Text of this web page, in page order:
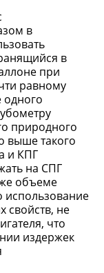
в
в
при
равному
природного
выше такого
и КПГ
на СПГ
объеме
использование
свойств, не
что
издержек